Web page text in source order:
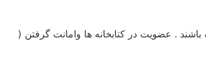
باشند . عضویت در کتابخانه ها وامانت گرفتن (